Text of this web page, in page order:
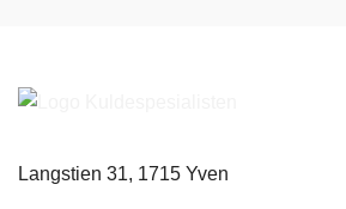
Langstien 31, 1715 Yven